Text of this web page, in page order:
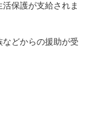
保護が支給されま
などからの援助が受